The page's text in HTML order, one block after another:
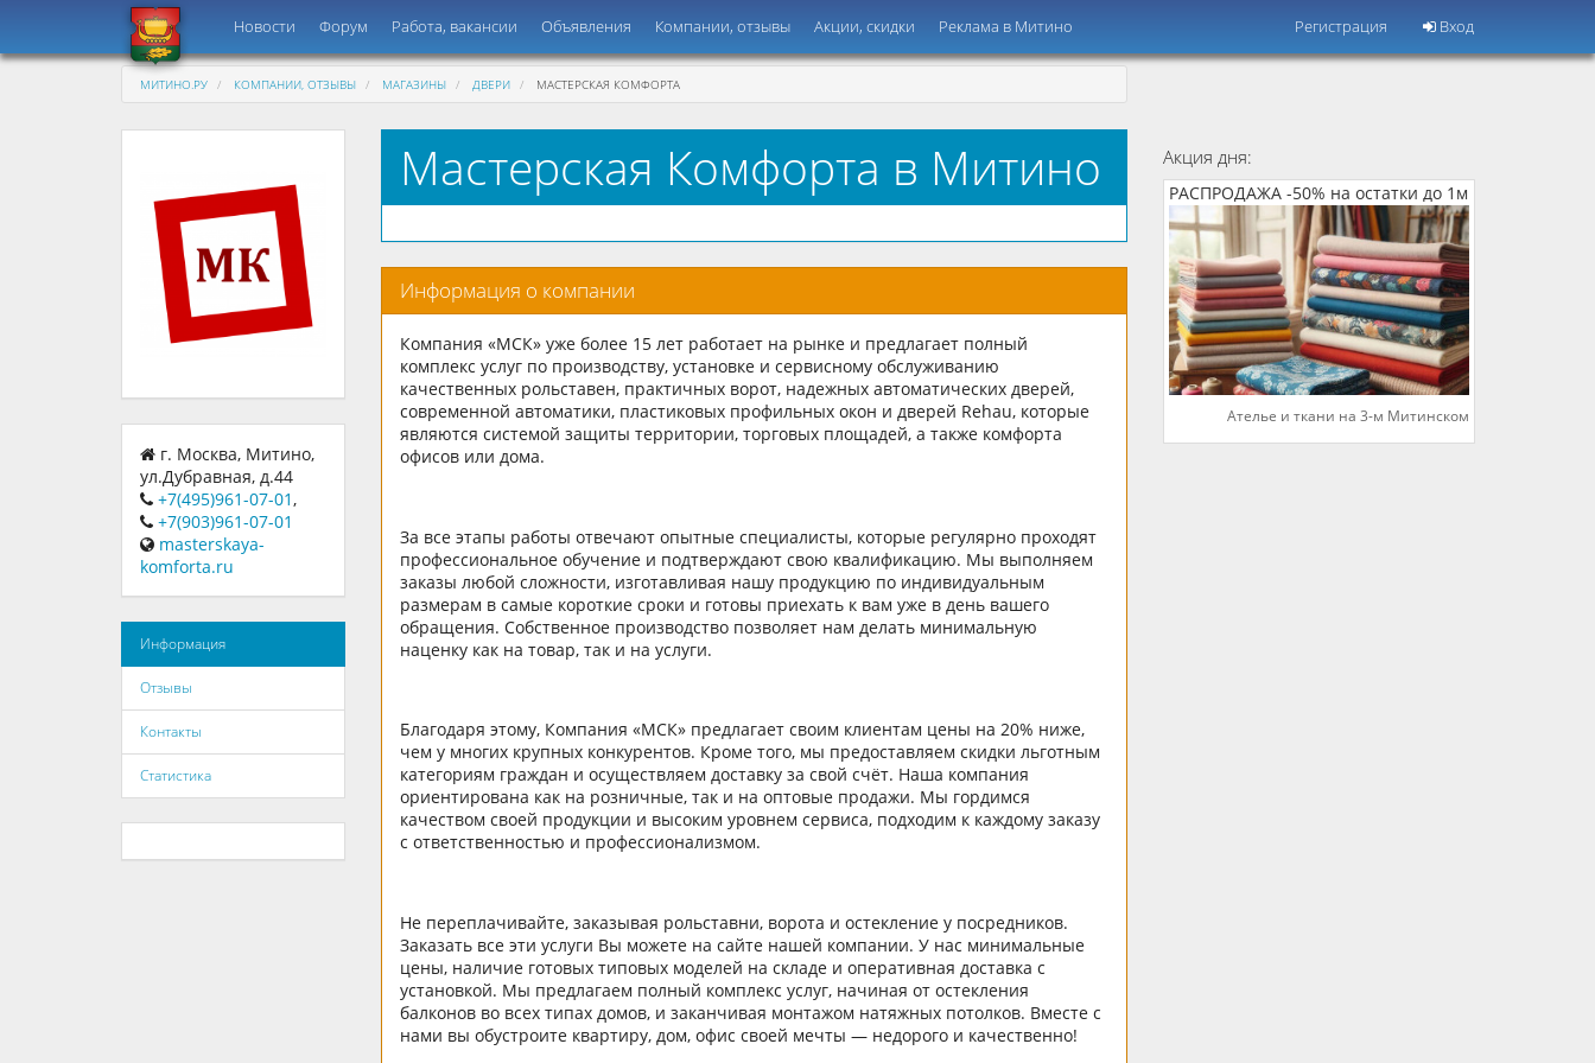
Регистрация Вход
Новости Форум Работа, вакансии Объявления Компании, отзывы Акции, скидки Реклама в Митино
МИТИНО.РУ КОМПАНИИ, ОТЗЫВЫ МАГАЗИНЫ ДВЕРИ МАСТЕРСКАЯ КОМФОРТА
г. Москва, Митино,
ул.Дубравная, д.44
+7(495)961-07-01,
+7(903)961-07-01
masterskaya-
komforta.ru
Информация
Отзывы
Контакты
Статистика
Мастерская Комфорта в Митино
Информация о компании
Компания «МСК» уже более 15 лет работает на рынке и предлагает полный
комплекс услуг по производству, установке и сервисному обслуживанию
качественных рольставен, практичных ворот, надежных автоматических дверей,
современной автоматики, пластиковых профильных окон и дверей Rehau, которые
являются системой защиты территории, торговых площадей, а также комфорта
офисов или дома.
За все этапы работы отвечают опытные специалисты, которые регулярно проходят
профессиональное обучение и подтверждают свою квалификацию. Мы выполняем
заказы любой сложности, изготавливая нашу продукцию по индивидуальным
размерам в самые короткие сроки и готовы приехать к вам уже в день вашего
обращения. Собственное производство позволяет нам делать минимальную
наценку как на товар, так и на услуги.
Благодаря этому, Компания «МСК» предлагает своим клиентам цены на 20% ниже,
чем у многих крупных конкурентов. Кроме того, мы предоставляем скидки льготным
категориям граждан и осуществляем доставку за свой счёт. Наша компания
ориентирована как на розничные, так и на оптовые продажи. Мы гордимся
качеством своей продукции и высоким уровнем сервиса, подходим к каждому заказу
с ответственностью и профессионализмом.
Не переплачивайте, заказывая рольставни, ворота и остекление у посредников.
Заказать все эти услуги Вы можете на сайте нашей компании. У нас минимальные
цены, наличие готовых типовых моделей на складе и оперативная доставка с
установкой. Мы предлагаем полный комплекс услуг, начиная от остекления
балконов во всех типах домов, и заканчивая монтажом натяжных потолков. Вместе с
нами вы обустроите квартиру, дом, офис своей мечты — недорого и качественно!
Акция дня:
РАСПРОДАЖА -50% на остатки до 1м
Ателье и ткани на 3-м Митинском